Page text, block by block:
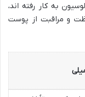
به کار رفته اند،
و مراقبت از پوست